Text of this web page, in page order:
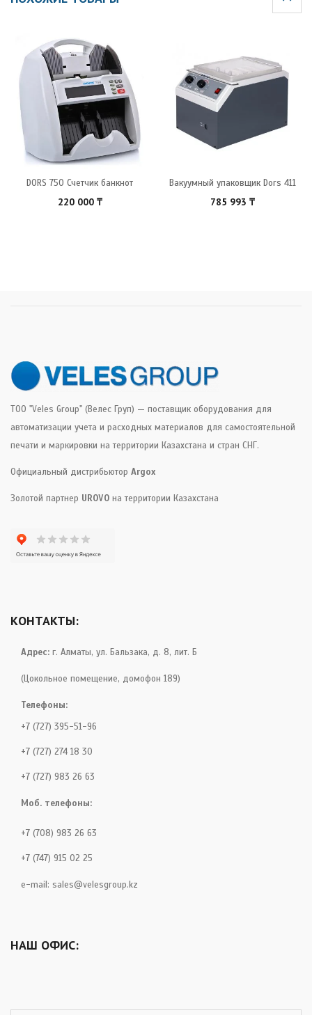
DORS 750 Счетчик банкнот
220 000 ₸
Вакуумный упаковщик Dors 411
785 993 ₸
ТОО "Veles Group" (Велес Груп) — поставщик оборудования для
автоматизации учета и расходных материалов для самостоятельной
печати и маркировки на территории Казахстана и стран СНГ.
Официальный дистрибьютор Argox
Золотой партнер UROVO на территории Казахстана
КОНТАКТЫ:
Адрес: г. Алматы, ул. Бальзака, д. 8, лит. Б
(Цокольное помещение, домофон 189)
Телефоны:
+7 (727) 395-51-96
+7 (727) 274 18 30
+7 (727) 983 26 63
Моб. телефоны:
+7 (708) 983 26 63
+7 (747) 915 02 25
e-mail: sales@velesgroup.kz
НАШ ОФИС: